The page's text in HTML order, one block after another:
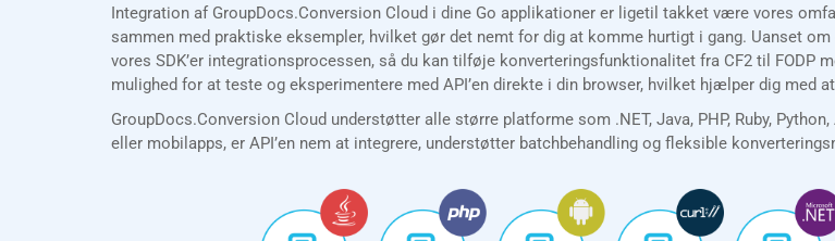
Integration af GroupDocs.Conversion Cloud i dine Go applikationer er ligetil takket være vores
sammen med praktiske eksempler, hvilket gør det nemt for dig at komme hurtigt i gang. Uanset
vores SDK’er integrationsprocessen, så du kan tilføje konverteringsfunktionalitet fra CF2 til FODP
mulighed for at teste og eksperimentere med API’en direkte i din browser, hvilket hjælper dig med
GroupDocs.Conversion Cloud understøtter alle større platforme som .NET, Java, PHP, Ruby,
eller mobilapps, er API’en nem at integrere, understøtter batchbehandling og fleksible